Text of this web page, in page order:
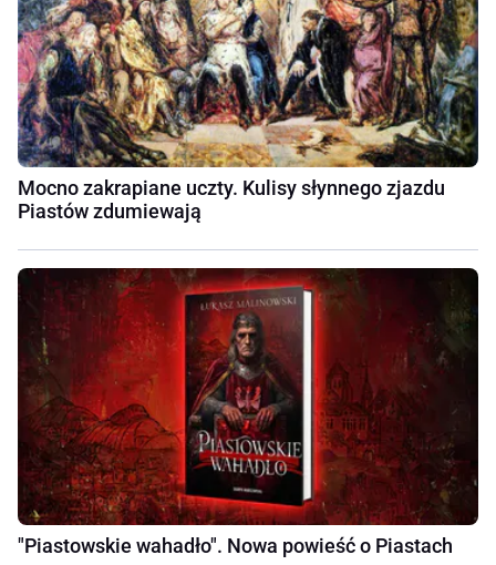
Mocno zakrapiane uczty. Kulisy słynnego zjazdu
Piastów zdumiewają
"Piastowskie wahadło". Nowa powieść o Piastach